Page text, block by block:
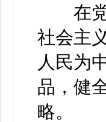
在党
社会主
人民为
品，健
略。